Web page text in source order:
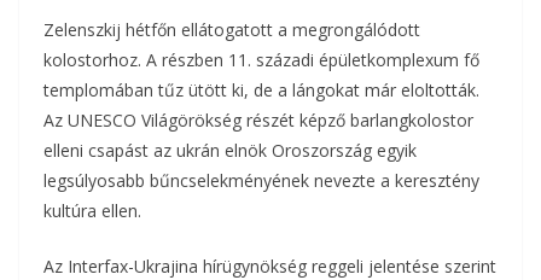
o
k
r
m
e
g
Zelenszkij hétfőn ellátogatott a megrongálódott
kolostorhoz. A részben 11. századi épületkomplexum fő
templomában tűz ütött ki, de a lángokat már eloltották.
Az UNESCO Világörökség részét képző barlangkolostor
elleni csapást az ukrán elnök Oroszország egyik
legsúlyosabb bűncselekményének nevezte a keresztény
kultúra ellen.
Az Interfax-Ukrajina hírügynökség reggeli jelentése szerint